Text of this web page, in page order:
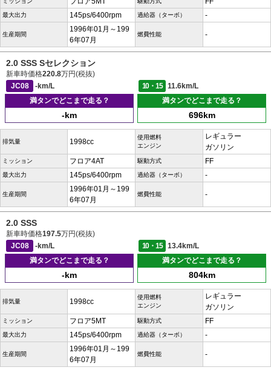
最大出力 145ps/6400rpm 過給器（ターボ） -
生産期間
1996年01月～199
6年07月
燃費性能 -
2.0 SSS Sセレクション
新車時価格220.8万円(税抜)
JC08
-km/L 10・15
11.6km/L
満タンでどこまで走る？
-km
満タンでどこまで走る？
696km
排気量 1998cc
使用燃料
エンジン
レギュラー
ガソリン
ミッション フロア4AT 駆動方式 FF
最大出力 145ps/6400rpm 過給器（ターボ） -
生産期間
1996年01月～199
6年07月
燃費性能 -
2.0 SSS
新車時価格197.5万円(税抜)
JC08
-km/L 10・15
13.4km/L
満タンでどこまで走る？
-km
満タンでどこまで走る？
804km
排気量 1998cc
使用燃料
エンジン
レギュラー
ガソリン
ミッション フロア5MT 駆動方式 FF
最大出力 145ps/6400rpm 過給器（ターボ） -
生産期間
1996年01月～199
6年07月
燃費性能 -